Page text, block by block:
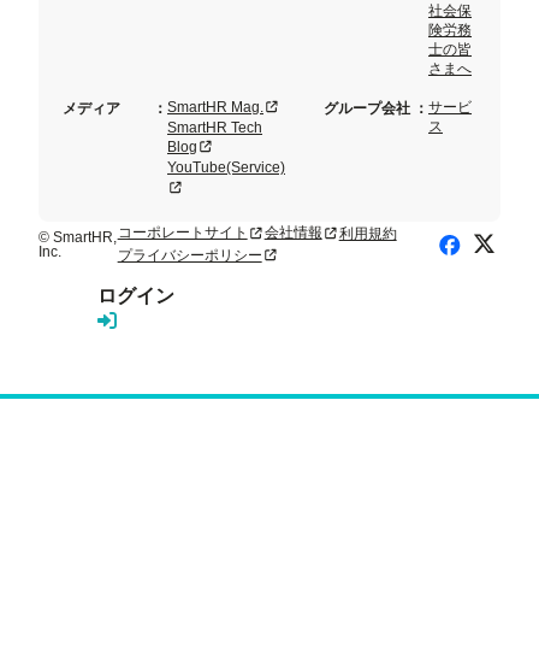
メディア ： SmartHR Mag. 新規タブまたはウィンドウで開く
SmartHR Tech
Blog 新規タブまたはウィンドウで開く
YouTube(Service)
新規タブまたはウィンドウで開く
社会保
険労務
士の皆
さまへ
グループ会社 ： サービ
ス
© SmartHR,
Inc.
コーポレートサイト 新規タブまたはウィンドウで開く
会社情報新規タブまたはウィンドウで開く
利用規約
プライバシーポリシー新規タブまたはウィンドウで開くFacebook
X
ログイン